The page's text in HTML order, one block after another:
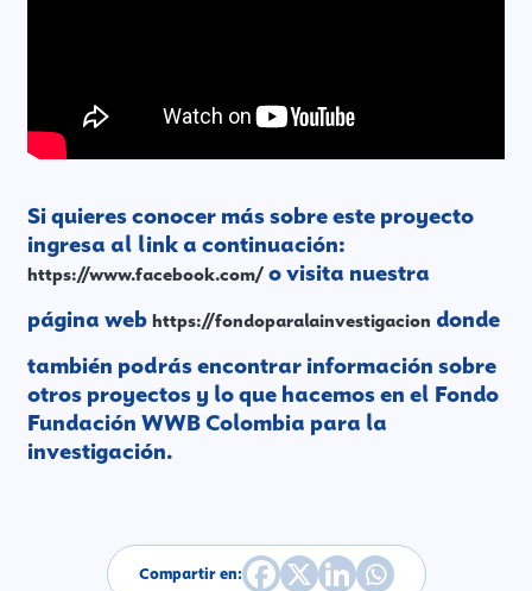
Si quieres conocer más sobre este proyecto
ingresa al link a continuación:
https://www.facebook.com/ o visita nuestra
página webhttps://fondoparalainvestigacion donde
también podrás encontrar información sobre
otros proyectos y lo que hacemos en el Fondo
Fundación WWB Colombia para la
investigación.
Compartir en: